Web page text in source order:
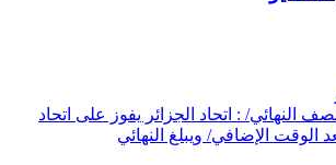
النهائي/ : اتحاد الجزائر يفوز على اتحاد